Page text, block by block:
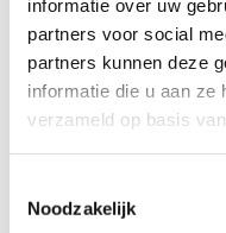
informatie over uw
partners voor social
partners kunnen deze
informatie die u aan ze
verzameld op basis
Noodzakelijk
Kom langs en
Voor € 17,00 kan
helemaal
grondplan krijg je
Reserveer het